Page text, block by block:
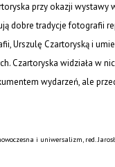
przy okazji wystawy
dobre tradycje fotografii
Urszulę Czartoryską i
Czartoryska widziała w
wydarzeń, ale
i uniwersalizm, red.